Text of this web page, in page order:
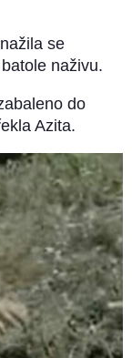
se
naživu.
do
Azita.